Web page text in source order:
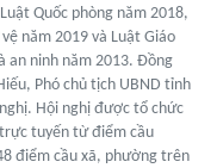
Quốc phòng năm 2018,
năm 2019 và Luật Giáo
an ninh năm 2013. Đồng
Phó chủ tịch UBND tỉnh
Hội nghị được tổ chức
tuyến từ điểm cầu
điểm cầu xã, phường trên